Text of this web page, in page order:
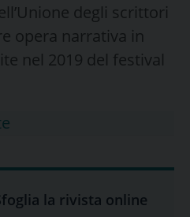
degli scrittori
opera narrativa in
nel 2019 del festival
la rivista online